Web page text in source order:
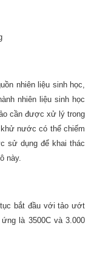
nhiên liệu sinh học,
nhiên liệu sinh học
cần được xử lý trong
nước có thể chiếm
sử dụng để khai thác
này.
bắt đầu với tảo ướt
là 3500C và 3.000